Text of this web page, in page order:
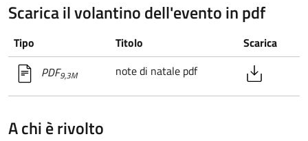
Scarica il volantino dell'evento in pdf
Tipo Titolo
Scarica
PDF9,3M note di natale pdf
A chi è rivolto